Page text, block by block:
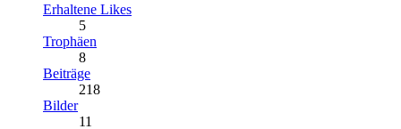
Erhaltene Likes
5
Trophäen
8
Beiträge
218
Bilder
11